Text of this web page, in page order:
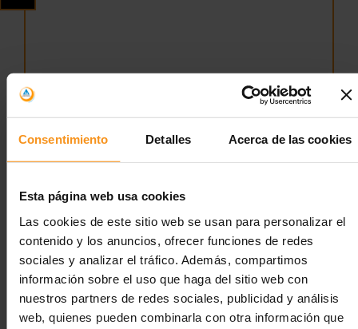
Consentimiento Detalles Acerca de las cookies
Esta página web usa cookies
Las cookies de este sitio web se usan para personalizar el
contenido y los anuncios, ofrecer funciones de redes
sociales y analizar el tráfico. Además, compartimos
información sobre el uso que haga del sitio web con
nuestros partners de redes sociales, publicidad y análisis
web, quienes pueden combinarla con otra información que
Descripción
El albergue La Sala está situado en una importante
zona forestal del Prepirineo, cerca del nacimiento del
río Llobregat. El entorno geográfico del Parque Natural
del Cadí-Moixeró y la magnífica sierra del Catllaràs